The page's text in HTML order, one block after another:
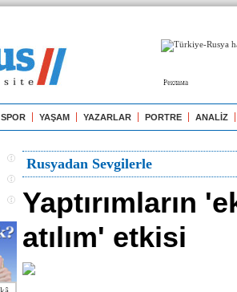
Реклама
SPOR YAŞAM YAZARLAR PORTRE ANALİZ
Rusyadan Sevgilerle
Yaptırımların
atılım' etkisi